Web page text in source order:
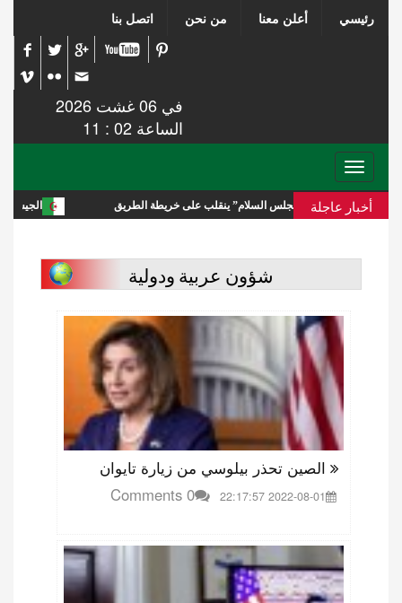
رئيسي أعلن معنا من نحن اتصل بنا
في 06 غشت 2026
الساعة 02 : 11
Toggle
navigation
أخبار عاجلة الجيش السوري يعلن حالة و “مجلس السلام” ينقلب على خريطة الطريق
شؤون عربية ودولية
الصين تحذر بيلوسي من زيارة تايوان
2022-08-01 22:17:57
0 Comments